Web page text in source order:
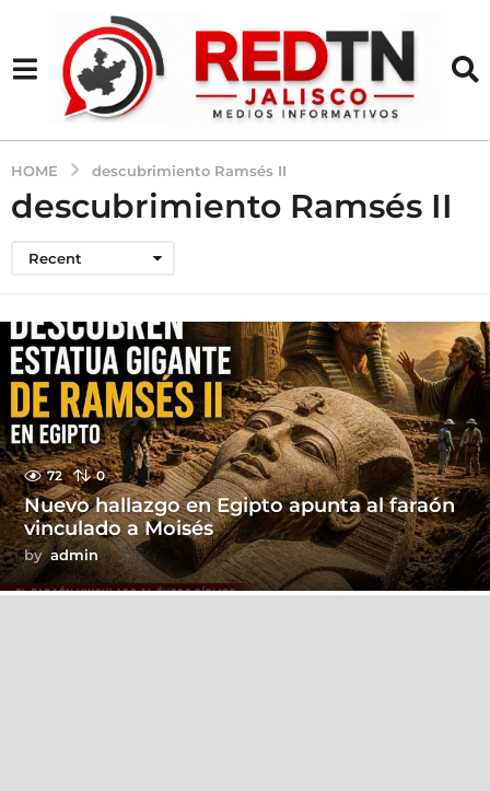
HOME descubrimiento Ramsés II
descubrimiento Ramsés II
Recent
72 0
Nuevo hallazgo en Egipto apunta al faraón
vinculado a Moisés
by admin